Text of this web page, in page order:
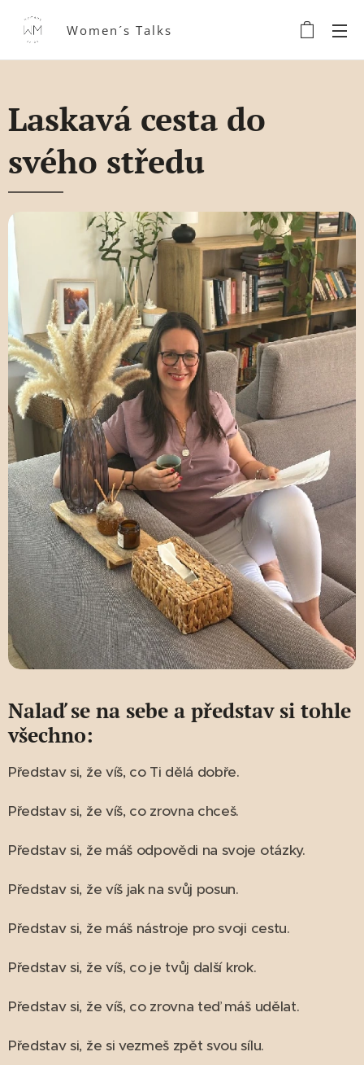
Women´s Talks
Laskavá cesta do
svého středu
Nalaď se na sebe a představ si tohle
všechno:
Představ si, že víš, co Ti dělá dobře.
Představ si, že víš, co zrovna chceš.
Představ si, že máš odpovědi na svoje otázky.
Představ si, že víš jak na svůj posun.
Představ si, že máš nástroje pro svoji cestu.
Představ si, že víš, co je tvůj další krok.
Představ si, že víš, co zrovna teď máš udělat.
Představ si, že si vezmeš zpět svou sílu.